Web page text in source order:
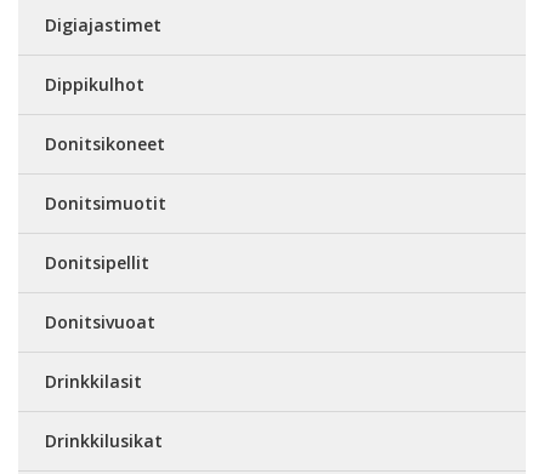
Digiajastimet
Dippikulhot
Donitsikoneet
Donitsimuotit
Donitsipellit
Donitsivuoat
Drinkkilasit
Drinkkilusikat